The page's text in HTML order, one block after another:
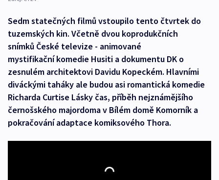
Sedm statečných filmů vstoupilo tento čtvrtek do
tuzemských kin. Včetně dvou koprodukčních
snímků České televize - animované
mystifikační komedie Husiti a dokumentu DK o
zesnulém architektovi Davidu Kopeckém. Hlavními
diváckými taháky ale budou asi romantická komedie
Richarda Curtise Lásky čas, příběh nejznámějšího
černošského majordoma v Bílém domě Komorník a
pokračování adaptace komiksového Thora.